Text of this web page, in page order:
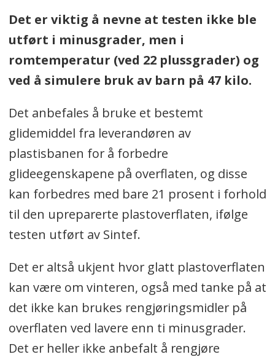
Det er viktig å nevne at testen ikke ble
utført i minusgrader, men i
romtemperatur (ved 22 plussgrader) og
ved å simulere bruk av barn på 47 kilo.
Det anbefales å bruke et bestemt
glidemiddel fra leverandøren av
plastisbanen for å forbedre
glideegenskapene på overflaten, og disse
kan forbedres med bare 21 prosent i forhold
til den upreparerte plastoverflaten, ifølge
testen utført av Sintef.
Det er altså ukjent hvor glatt plastoverflaten
kan være om vinteren, også med tanke på at
det ikke kan brukes rengjøringsmidler på
overflaten ved lavere enn ti minusgrader.
Det er heller ikke anbefalt å rengjøre